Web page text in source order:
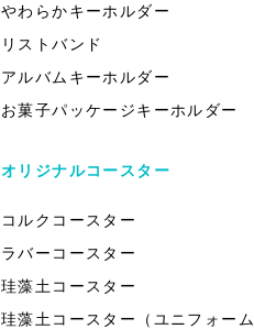
やわらかキーホルダー
リストバンド
アルバムキーホルダー
お菓子パッケージキーホルダー
オリジナルコースター
コルクコースター
ラバーコースター
珪藻土コースター
珪藻土コースター（ユニフォーム